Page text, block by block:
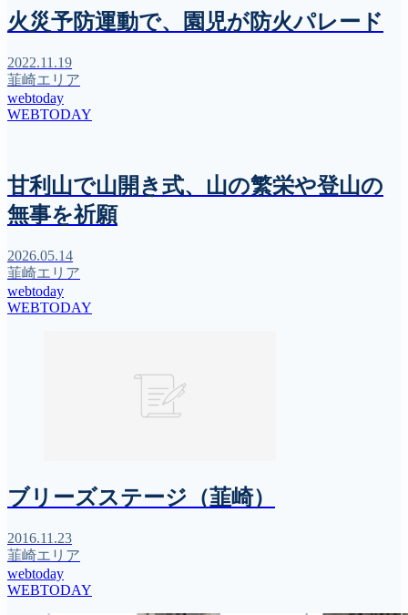
火災予防運動で、園児が防火パレード
2022.11.19
韮崎エリア
webtoday
WEBTODAY
甘利山で山開き式、山の繁栄や登山の
無事を祈願
2026.05.14
韮崎エリア
webtoday
WEBTODAY
ブリーズステージ（韮崎）
2016.11.23
韮崎エリア
webtoday
WEBTODAY